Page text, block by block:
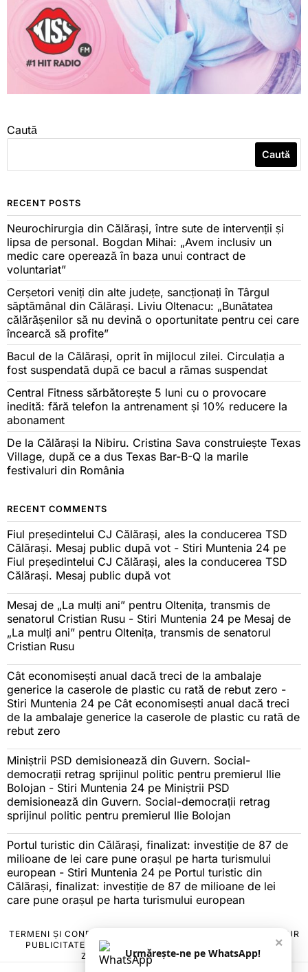
Caută
Caută
RECENT POSTS
Neurochirurgia din Călărași, între sute de intervenții și
lipsa de personal. Bogdan Mihai: „Avem inclusiv un
medic care operează în baza unui contract de
voluntariat”
Cerșetori veniți din alte județe, sancționați în Târgul
săptămânal din Călărași. Liviu Oltenacu: „Bunătatea
călărășenilor să nu devină o oportunitate pentru cei care
încearcă să profite”
Bacul de la Călărași, oprit în mijlocul zilei. Circulația a
fost suspendată după ce bacul a rămas suspendat
Central Fitness sărbătorește 5 luni cu o provocare
inedită: fără telefon la antrenament și 10% reducere la
abonament
De la Călărași la Nibiru. Cristina Sava construiește Texas
Village, după ce a dus Texas Bar-B-Q la marile
festivaluri din România
RECENT COMMENTS
Fiul președintelui CJ Călărași, ales la conducerea TSD
Călărași. Mesaj public după vot - Stiri Muntenia 24 pe
Fiul președintelui CJ Călărași, ales la conducerea TSD
Călărași. Mesaj public după vot
Mesaj de „La mulți ani” pentru Oltenița, transmis de
senatorul Cristian Rusu - Stiri Muntenia 24 pe Mesaj de
„La mulți ani” pentru Oltenița, transmis de senatorul
Cristian Rusu
Cât economisești anual dacă treci de la ambalaje
generice la caserole de plastic cu rată de rebut zero -
Stiri Muntenia 24 pe Cât economisești anual dacă treci
de la ambalaje generice la caserole de plastic cu rată de
rebut zero
Miniștrii PSD demisionează din Guvern. Social-
democrații retrag sprijinul politic pentru premierul Ilie
Bolojan - Stiri Muntenia 24 pe Miniștrii PSD
demisionează din Guvern. Social-democrații retrag
sprijinul politic pentru premierul Ilie Bolojan
Portul turistic din Călărași, finalizat: investiție de 87 de
milioane de lei care pune orașul pe harta turismului
european - Stiri Muntenia 24 pe Portul turistic din
Călărași, finalizat: investiție de 87 de milioane de lei
care pune orașul pe harta turismului european
TERMENI ȘI CONDIȚII
POLITICA DE ANULARE & RETUR
PUBLICITATE ONLINE & TIPĂRITĂ
CONTACT
ZIARUL ANUNȚUL CĂLĂRĂȘEAN
×
Urmărește-ne pe WhatsApp!